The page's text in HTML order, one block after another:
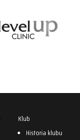
Klub
Historia klubu